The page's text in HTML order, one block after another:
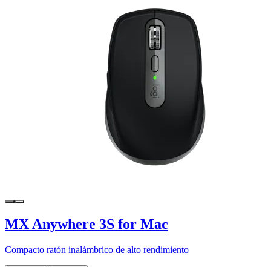
MX Anywhere 3S for Mac
Compacto ratón inalámbrico de alto rendimiento